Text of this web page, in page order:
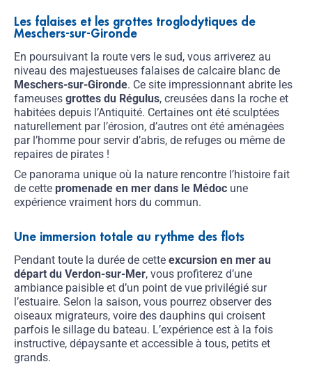
Les falaises et les grottes troglodytiques de
Meschers-sur-Gironde
En poursuivant la route vers le sud, vous arriverez au
niveau des majestueuses falaises de calcaire blanc de
Meschers-sur-Gironde. Ce site impressionnant abrite les
fameuses grottes du Régulus, creusées dans la roche et
habitées depuis l’Antiquité. Certaines ont été sculptées
naturellement par l’érosion, d’autres ont été aménagées
par l’homme pour servir d’abris, de refuges ou même de
repaires de pirates !
Ce panorama unique où la nature rencontre l’histoire fait
de cette promenade en mer dans le Médoc une
expérience vraiment hors du commun.
Une immersion totale au rythme des flots
Pendant toute la durée de cette excursion en mer au
départ du Verdon-sur-Mer, vous profiterez d’une
ambiance paisible et d’un point de vue privilégié sur
l’estuaire. Selon la saison, vous pourrez observer des
oiseaux migrateurs, voire des dauphins qui croisent
parfois le sillage du bateau. L’expérience est à la fois
instructive, dépaysante et accessible à tous, petits et
grands.